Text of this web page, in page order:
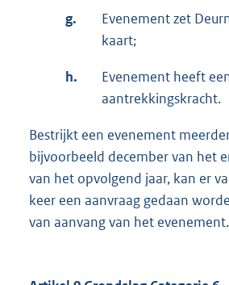
g.
Evenement zet
kaart;
h.
Evenement heeft
aantrekkingskracht.
Bestrijkt een evenement
bijvoorbeeld december van het
van het opvolgend jaar, kan er
keer een aanvraag gedaan
van aanvang van het evenement.